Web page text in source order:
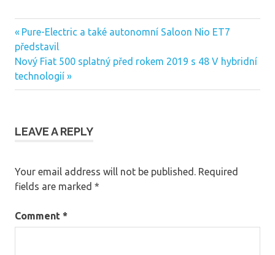
Post
navigation
Previous
Post:
Pure-Electric a také autonomní Saloon Nio ET7
představil
Next
Post:
Nový Fiat 500 splatný před rokem 2019 s 48 V hybridní
technologií
LEAVE A REPLY
Your email address will not be published. Required
fields are marked *
Comment *